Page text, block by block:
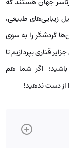
زیبایی‌های طبیعی،
گردشگر را به سوی
قناری بپردازیم تا
باشید؛ اگر شما هم
از دست ندهید!